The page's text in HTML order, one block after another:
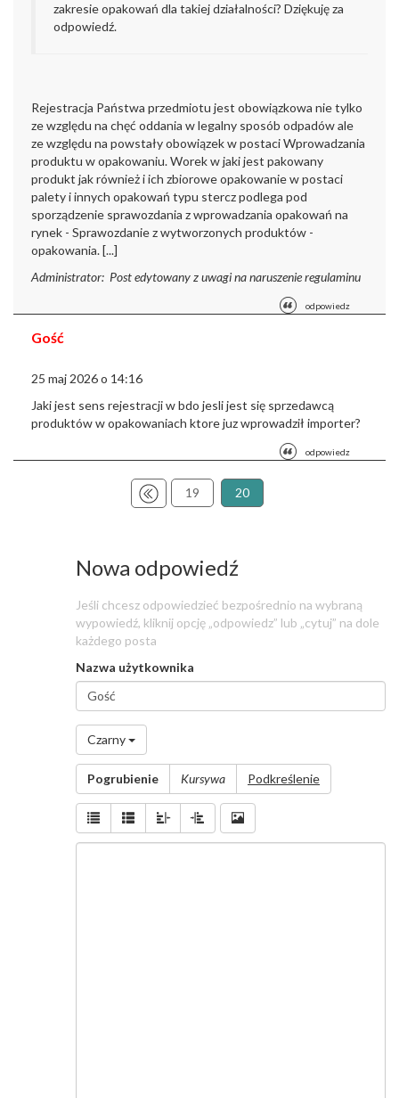
zakresie opakowań dla takiej działalności? Dziękuję za
odpowiedź.
Rejestracja Państwa przedmiotu jest obowiązkowa nie tylko
ze względu na chęć oddania w legalny sposób odpadów ale
ze względu na powstały obowiązek w postaci Wprowadzania
produktu w opakowaniu. Worek w jaki jest pakowany
produkt jak również i ich zbiorowe opakowanie w postaci
palety i innych opakowań typu stercz podlega pod
sporządzenie sprawozdania z wprowadzania opakowań na
rynek - Sprawozdanie z wytworzonych produktów -
opakowania. [...]
Administrator: Post edytowany z uwagi na naruszenie regulaminu
odpowiedz
Gość
25 maj 2026 o 14:16
Jaki jest sens rejestracji w bdo jesli jest się sprzedawcą
produktów w opakowaniach ktore juz wprowadził importer?
odpowiedz
19 20
Nowa odpowiedź
Jeśli chcesz odpowiedzieć bezpośrednio na wybraną
wypowiedź, kliknij opcję „odpowiedz” lub „cytuj” na dole
każdego posta
Nazwa użytkownika
Nazwa
użytkownika
*
Wiadomość
Czarny
Pogrubienie Kursywa Podkreślenie